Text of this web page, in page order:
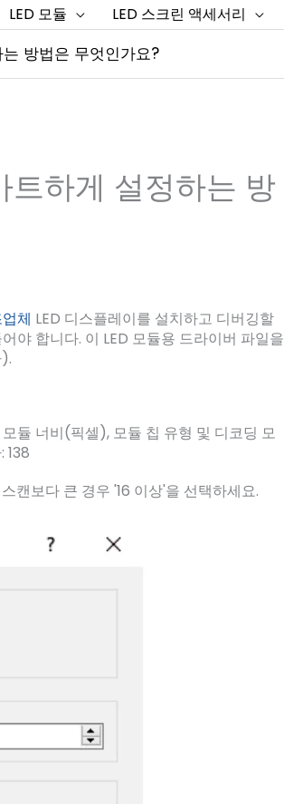
LED 모듈 LED 스크린 액세서리
방법은 무엇인가요?
트하게 설정하는 방
체 LED 디스플레이를 설치하고 디버깅할
야 합니다. 이 LED 모듈용 드라이버 파일을
듈 너비(픽셀), 모듈 칩 유형 및 디코딩 모
138
캔보다 큰 경우 '16 이상'을 선택하세요.